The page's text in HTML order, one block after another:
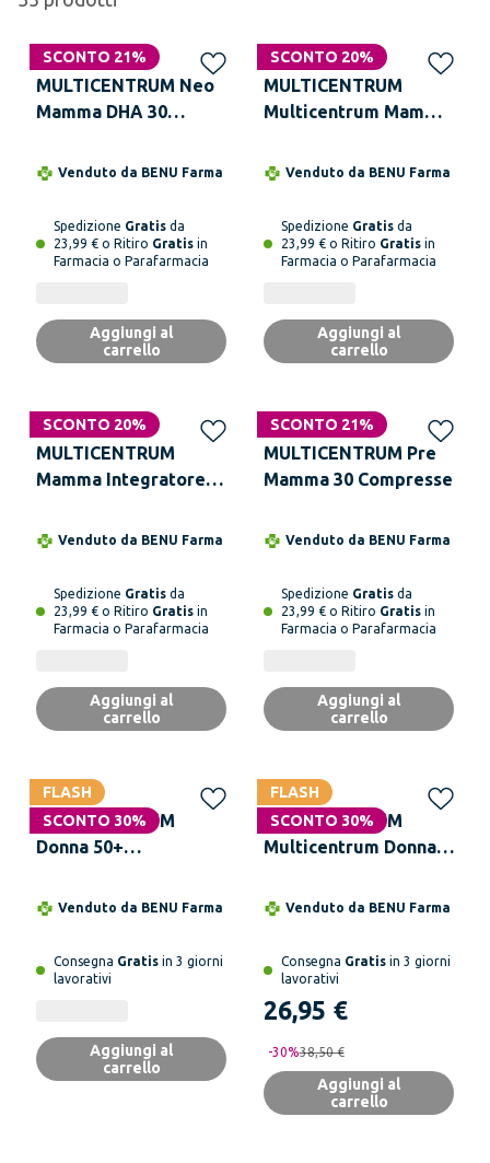
SCONTO 21%
MULTICENTRUM Neo
Mamma DHA 30
Capsule Molli
Venduto da BENU Farma
Spedizione Gratis da
23,99 € o Ritiro Gratis in
Farmacia o Parafarmacia
Aggiungi al
carrello
SCONTO 20%
MULTICENTRUM
Multicentrum Mamma
30 Capsule Molli
Venduto da BENU Farma
Spedizione Gratis da
23,99 € o Ritiro Gratis in
Farmacia o Parafarmacia
Aggiungi al
carrello
SCONTO 20%
MULTICENTRUM
Mamma Integratore
Compresse
Venduto da BENU Farma
Spedizione Gratis da
23,99 € o Ritiro Gratis in
Farmacia o Parafarmacia
Aggiungi al
carrello
SCONTO 21%
MULTICENTRUM Pre
Mamma 30 Compresse
Venduto da BENU Farma
Spedizione Gratis da
23,99 € o Ritiro Gratis in
Farmacia o Parafarmacia
Aggiungi al
carrello
FLASH
SCONTO 30%
MULTICENTRUM
Donna 50+
Multivitaminico
oltre 50 anni, Formato
Convenienza 90
Venduto da BENU Farma
Consegna Gratis in 3 giorni
lavorativi
Aggiungi al
carrello
FLASH
SCONTO 30%
MULTICENTRUM
Multicentrum Donna
Multivitaminico
fino ai 50 anni,
Formato Convenienza
90 Compresse
Venduto da BENU Farma
Consegna Gratis in 3 giorni
lavorativi
26,95 €
-30%38,50 €
Aggiungi al
carrello